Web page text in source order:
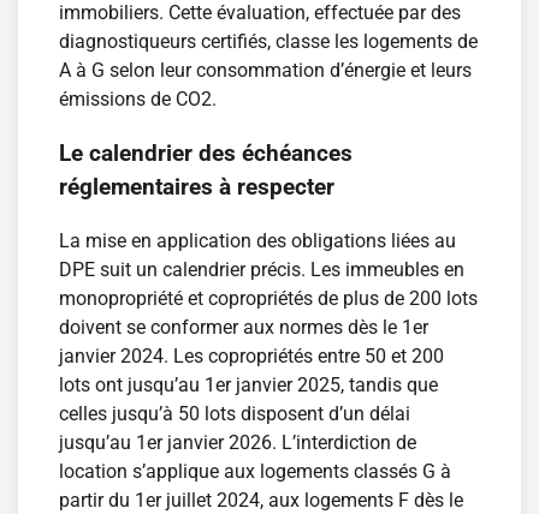
immobiliers. Cette évaluation, effectuée par des
diagnostiqueurs certifiés, classe les logements de
A à G selon leur consommation d’énergie et leurs
émissions de CO2.
Le calendrier des échéances
réglementaires à respecter
La mise en application des obligations liées au
DPE suit un calendrier précis. Les immeubles en
monopropriété et copropriétés de plus de 200 lots
doivent se conformer aux normes dès le 1er
janvier 2024. Les copropriétés entre 50 et 200
lots ont jusqu’au 1er janvier 2025, tandis que
celles jusqu’à 50 lots disposent d’un délai
jusqu’au 1er janvier 2026. L’interdiction de
location s’applique aux logements classés G à
partir du 1er juillet 2024, aux logements F dès le